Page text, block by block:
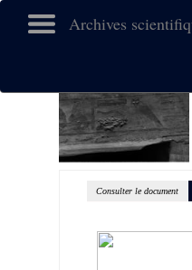
Archives
Consulter le document